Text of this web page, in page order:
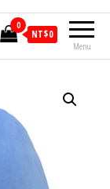
Menu
0
NT$0